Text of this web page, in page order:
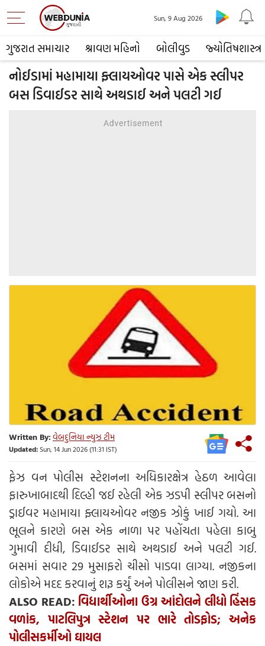
ગુજરાત સમાચાર શ્રાવણ મહિનો બોલીવુડ જ્યોતિષશાસ્ત્ર
Sun, 9 Aug 2026
નોઈડામાં મહામાયા ફ્લાયઓવર પાસે એક સ્લીપર
બસ ડિવાઈડર સાથે અથડાઈ અને પલટી ગઈ
Written By:વેબદુનિયા ન્યુઝ ટીમ
Updated:Sun, 14 Jun 2026 (11:31 IST)
ફેઝ વન પોલીસ સ્ટેશનના અધિકારક્ષેત્ર હેઠળ આવેલા
ફારુખાબાદથી દિલ્હી જઈ રહેલી એક ઝડપી સ્લીપર બસનો
ડ્રાઈવર મહામાયા ફ્લાયઓવર નજીક ઝોકું ખાઈ ગયો. આ
ભૂલને કારણે બસ એક નાળા પર પહોંચતા પહેલા કાબુ
ગુમાવી દીધી, ડિવાઈડર સાથે અથડાઈ અને પલટી ગઈ.
બસમાં સવાર 29 મુસાફરો ચીસો પાડવા લાગ્યા. નજીકના
લોકોએ મદદ કરવાનું શરૂ કર્યું અને પોલીસને જાણ કરી.
ALSO READ: વિદ્યાર્થીઓના ઉગ્ર આંદોલને લીધો હિંસક
વળાંક, પાટલિપુત્ર સ્ટેશન પર ભારે તોડફોડ; અનેક
પોલીસકર્મીઓ ઘાયલ